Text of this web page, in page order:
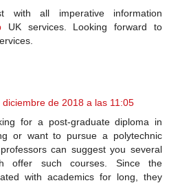
with all imperative information
UK services. Looking forward to
diciembre de 2018 a las 11:05
for a post-graduate diploma in
or want to pursue a polytechnic
can suggest you several
offer such courses. Since the
with academics for long, they